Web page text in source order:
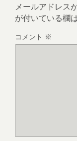
メールアドレス
が付いている欄
コメント ※